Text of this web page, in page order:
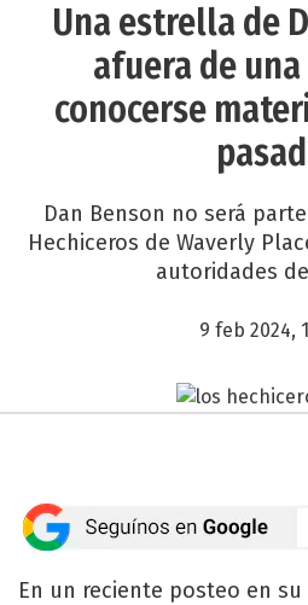
Una estrella de
afuera de
conocerse
Dan Benson no será
Hechiceros de Waverly
autoridades
9 feb 2024,
En un reciente posteo en